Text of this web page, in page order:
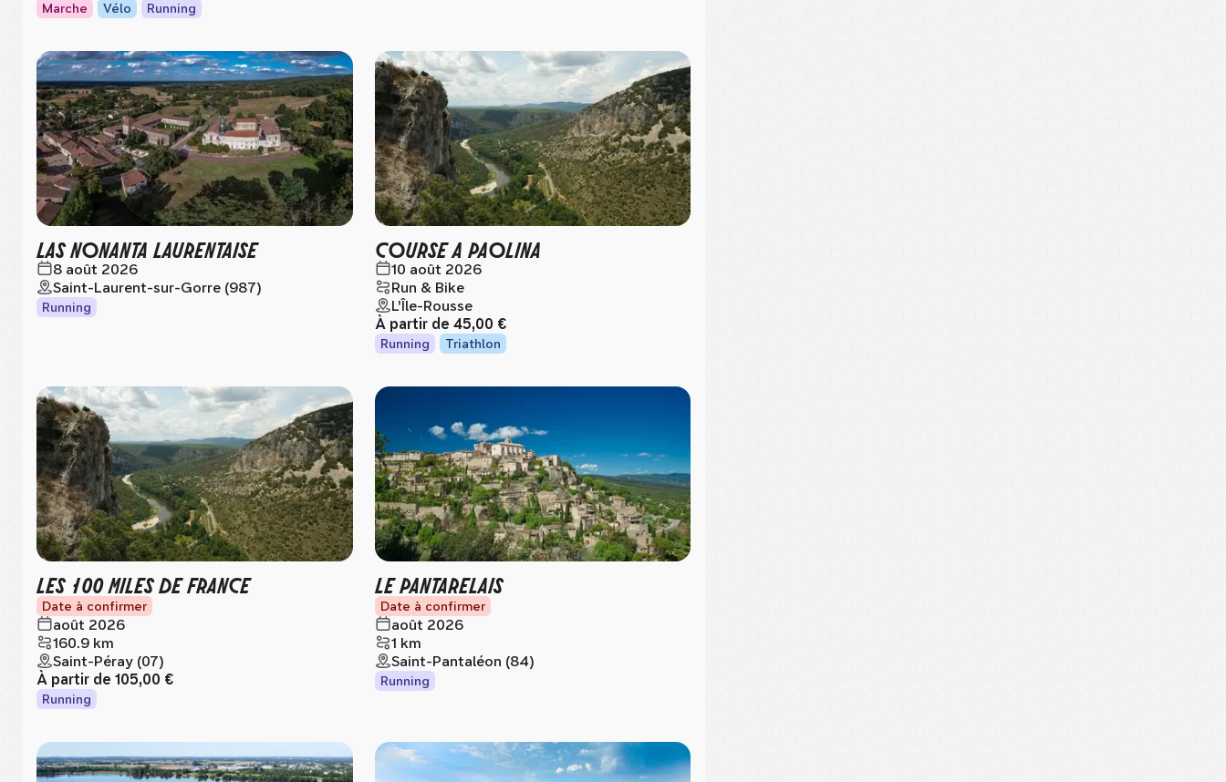
Marche Vélo Running
LAS NONANTA LAURENTAISE
8 août 2026
Saint-Laurent-sur-Gorre (987)
Running
COURSE A PAOLINA
10 août 2026
Run & Bike
L'Île-Rousse
À partir de 45,00 €
Running Triathlon
LES 100 MILES DE FRANCE
Date à confirmer
août 2026
160.9 km
Saint-Péray (07)
À partir de 105,00 €
Running
LE PANTARELAIS
Date à confirmer
août 2026
1 km
Saint-Pantaléon (84)
Running